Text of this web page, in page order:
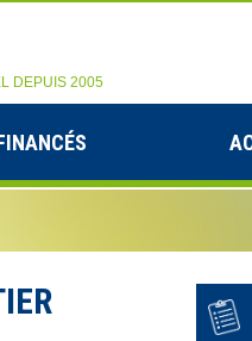
DEPUIS 2005